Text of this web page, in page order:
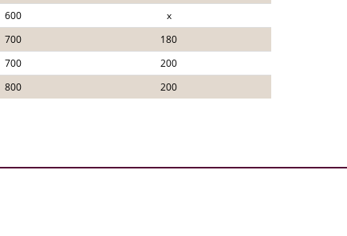
600
x
700
180
700
200
800 200